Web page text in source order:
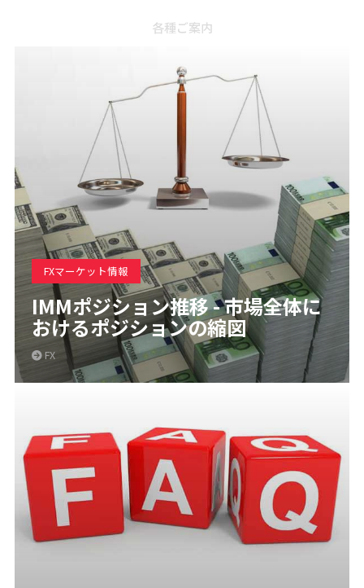
各種ご案内
FXマーケット情報
IMMポジション推移 - 市場全体に
おけるポジションの縮図
FX